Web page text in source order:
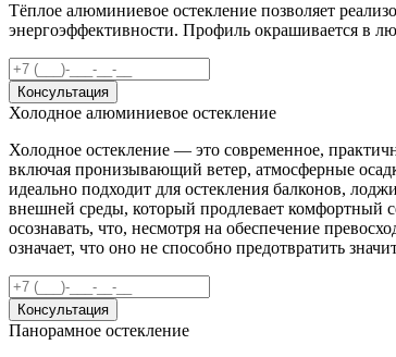
Тёплое алюминиевое остекление позволяет
энергоэффективности. Профиль окрашивается в
Консультация
Холодное алюминиевое остекление
Холодное остекление — это современное,
включая пронизывающий ветер, атмосферные
идеально подходит для остекления балконов,
внешней среды, который продлевает комфортный
осознавать, что, несмотря на обеспечение
означает, что оно не способно предотвратить
Консультация
Панорамное остекление